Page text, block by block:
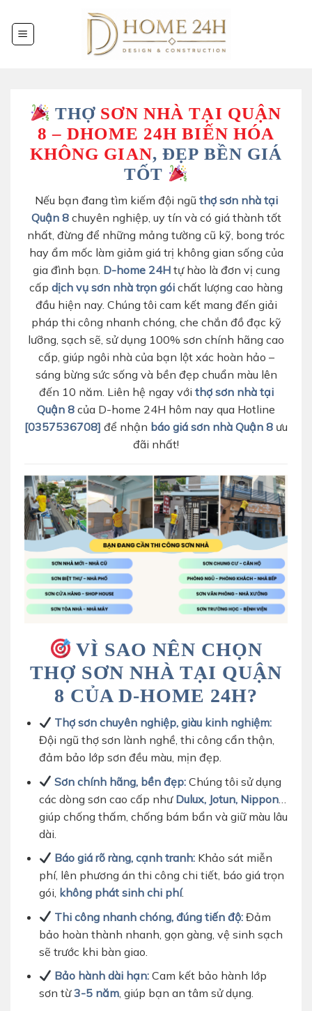
đến
nội
THỢ SƠN NHÀ TẠI QUẬN
8 – DHOME 24H BIẾN HÓA
KHÔNG GIAN, ĐẸP BỀN GIÁ
TỐT
Nếu bạn đang tìm kiếm đội ngũ thợ sơn nhà tại
Quận 8chuyên nghiệp, uy tín và có giá thành tốt
nhất, đừng để những mảng tường cũ kỹ, bong tróc
hay ẩm mốc làm giảm giá trị không gian sống của
gia đình bạn. D-home 24Htự hào là đơn vị cung
cấp dịch vụ sơn nhà trọn gói chất lượng cao hàng
đầu hiện nay. Chúng tôi cam kết mang đến giải
pháp thi công nhanh chóng, che chắn đồ đạc kỹ
lưỡng, sạch sẽ, sử dụng 100% sơn chính hãng cao
cấp, giúp ngôi nhà của bạn lột xác hoàn hảo –
sáng bừng sức sống và bền đẹp chuẩn màu lên
đến 10 năm. Liên hệ ngay với thợ sơn nhà tại
Quận 8 của D-home 24H hôm nay qua Hotline
[0357536708] để nhận báo giá sơn nhà Quận 8 ưu
đãi nhất!
VÌ SAO NÊN CHỌN
THỢ SƠN NHÀ TẠI QUẬN
8 CỦA D-HOME 24H?
Thợ sơn chuyên nghiệp, giàu kinh nghiệm:
Đội ngũ thợ sơn lành nghề, thi công cẩn thận,
đảm bảo lớp sơn đều màu, mịn đẹp.
Sơn chính hãng, bền đẹp: Chúng tôi sử dụng
các dòng sơn cao cấp như Dulux, Jotun, Nippon…
giúp chống thấm, chống bám bẩn và giữ màu lâu
dài.
Báo giá rõ ràng, cạnh tranh: Khảo sát miễn
phí, lên phương án thi công chi tiết, báo giá trọn
gói, không phát sinh chi phí.
Thi công nhanh chóng, đúng tiến độ: Đảm
bảo hoàn thành nhanh, gọn gàng, vệ sinh sạch
sẽ trước khi bàn giao.
Bảo hành dài hạn: Cam kết bảo hành lớp
sơn từ3-5 năm, giúp bạn an tâm sử dụng.